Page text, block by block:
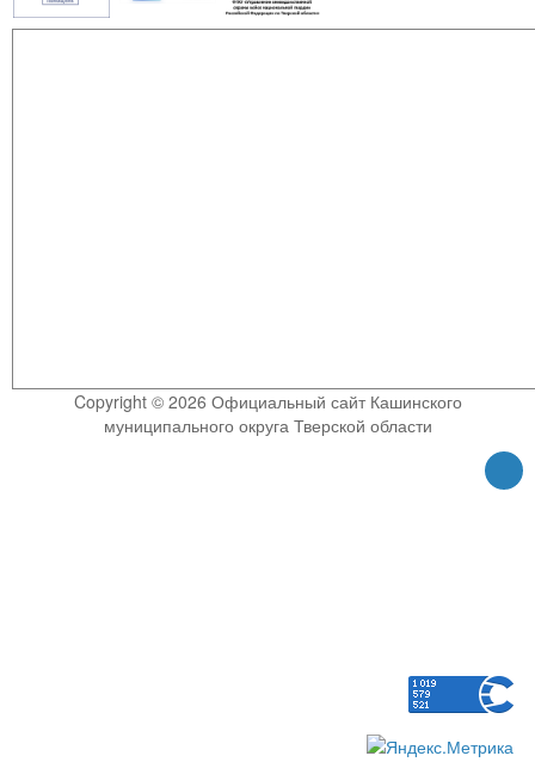
Copyright © 2026 Официальный сайт Кашинского
муниципального округа Тверской области